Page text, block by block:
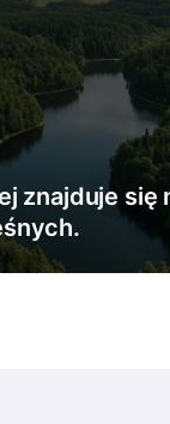
znajduje się